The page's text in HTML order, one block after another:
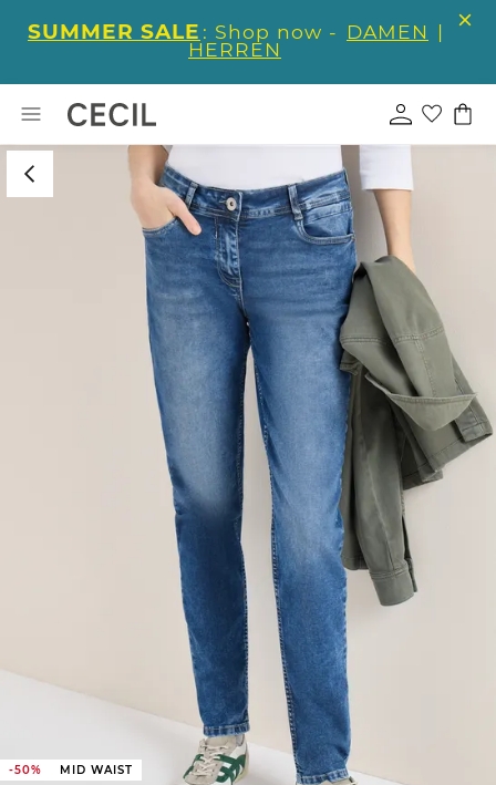
SUMMER SALE : Shop now - DAMEN |
HERREN
-50%
MID WAIST